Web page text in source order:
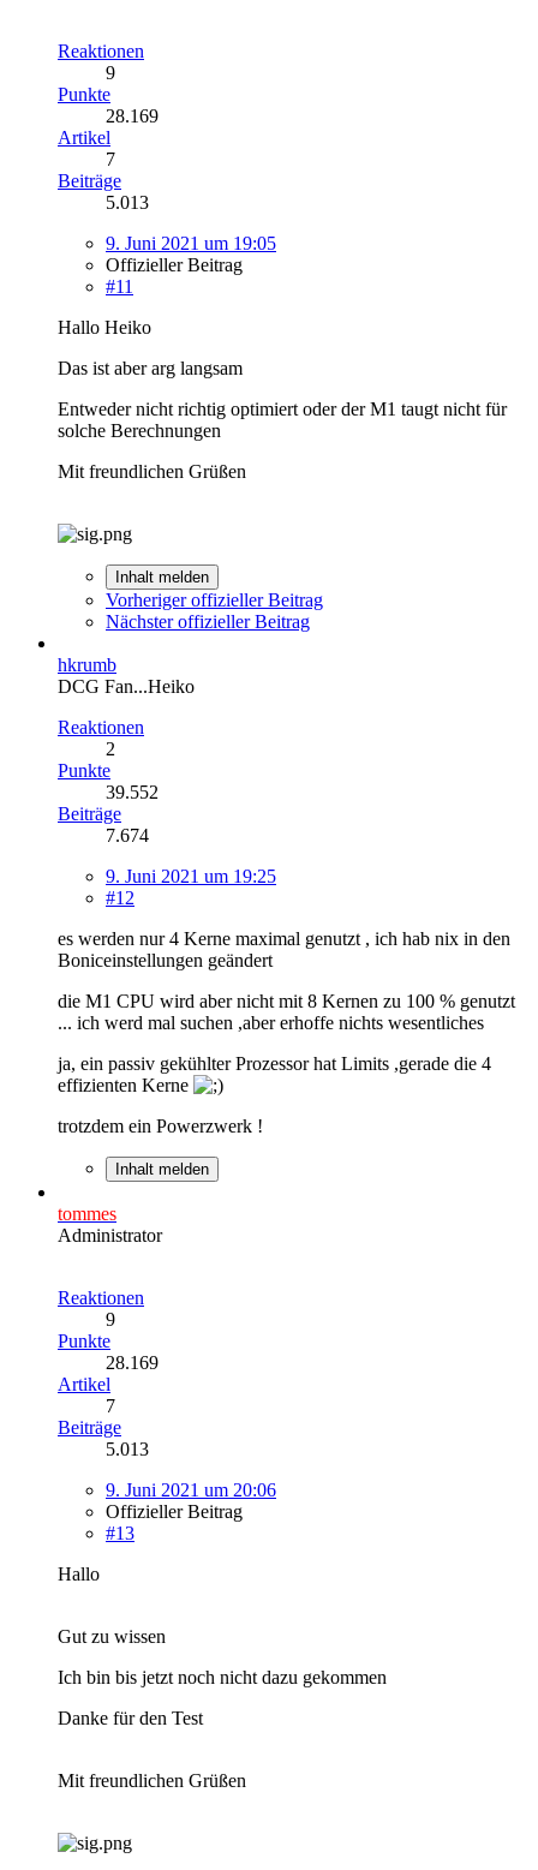
Reaktionen
9
Punkte
28.169
Artikel
7
Beiträge
5.013
9. Juni 2021 um 19:05
Offizieller Beitrag
#11
Hallo Heiko
Das ist aber arg langsam
Entweder nicht richtig optimiert oder der M1 taugt nicht für
solche Berechnungen
Mit freundlichen Grüßen
Inhalt melden
Vorheriger offizieller Beitrag
Nächster offizieller Beitrag
hkrumb
DCG Fan...Heiko
Reaktionen
2
Punkte
39.552
Beiträge
7.674
9. Juni 2021 um 19:25
#12
es werden nur 4 Kerne maximal genutzt , ich hab nix in den
Boniceinstellungen geändert
die M1 CPU wird aber nicht mit 8 Kernen zu 100 % genutzt
... ich werd mal suchen ,aber erhoffe nichts wesentliches
ja, ein passiv gekühlter Prozessor hat Limits ,gerade die 4
effizienten Kerne
trotzdem ein Powerzwerk !
Inhalt melden
tommes
Administrator
Reaktionen
9
Punkte
28.169
Artikel
7
Beiträge
5.013
9. Juni 2021 um 20:06
Offizieller Beitrag
#13
Hallo
Gut zu wissen
Ich bin bis jetzt noch nicht dazu gekommen
Danke für den Test
Mit freundlichen Grüßen